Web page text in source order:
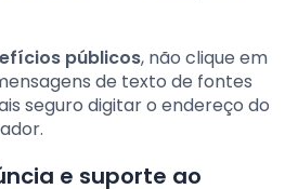
públicos, não clique em
de texto de fontes
seguro digitar o endereço do
e suporte ao